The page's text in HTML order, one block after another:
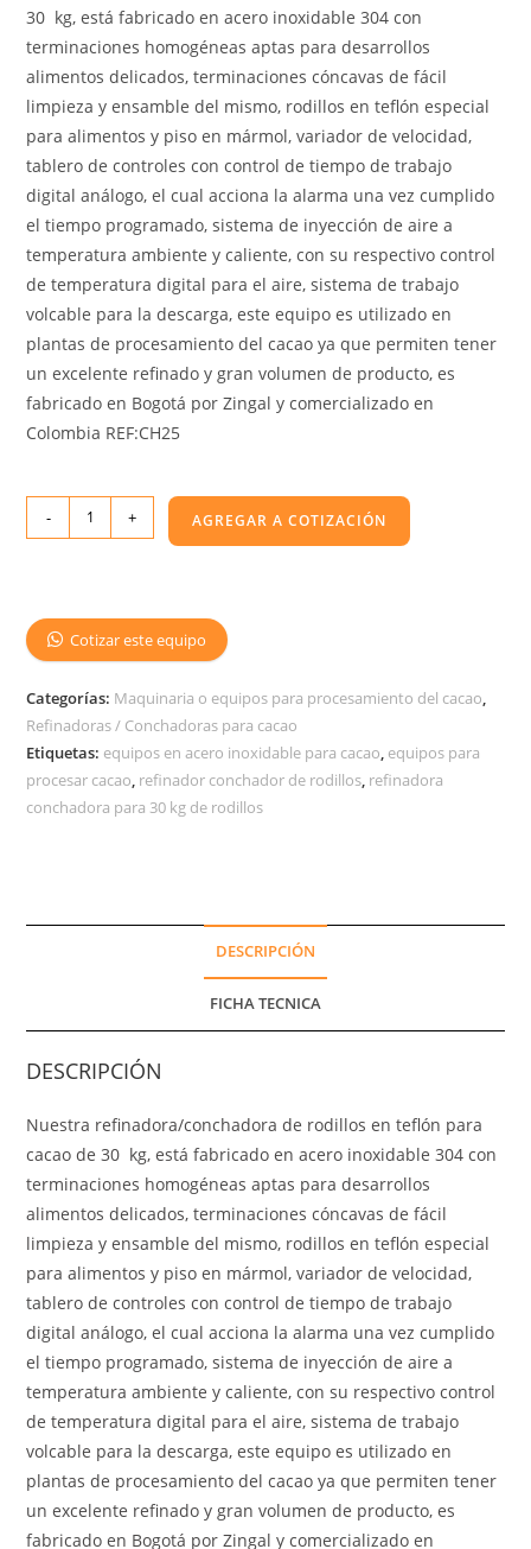
30 kg, está fabricado en acero inoxidable 304 con
terminaciones homogéneas aptas para desarrollos
alimentos delicados, terminaciones cóncavas de fácil
limpieza y ensamble del mismo, rodillos en teflón especial
para alimentos y piso en mármol, variador de velocidad,
tablero de controles con control de tiempo de trabajo
digital análogo, el cual acciona la alarma una vez cumplido
el tiempo programado, sistema de inyección de aire a
temperatura ambiente y caliente, con su respectivo control
de temperatura digital para el aire, sistema de trabajo
volcable para la descarga, este equipo es utilizado en
plantas de procesamiento del cacao ya que permiten tener
un excelente refinado y gran volumen de producto, es
fabricado en Bogotá por Zingal y comercializado en
Colombia REF:CH25
- + AGREGAR A COTIZACIÓN
Cotizar este equipo
Categorías: Maquinaria o equipos para procesamiento del cacao
Refinadoras / Conchadoras para cacao
Etiquetas: equipos en acero inoxidable para cacao equipos para
procesar cacao refinador conchador de rodillos refinadora
conchadora para 30 kg de rodillos
DESCRIPCIÓN
FICHA TECNICA
DESCRIPCIÓN
Nuestra refinadora/conchadora de rodillos en teflón para
cacao de 30 kg, está fabricado en acero inoxidable 304 con
terminaciones homogéneas aptas para desarrollos
alimentos delicados, terminaciones cóncavas de fácil
limpieza y ensamble del mismo, rodillos en teflón especial
para alimentos y piso en mármol, variador de velocidad,
tablero de controles con control de tiempo de trabajo
digital análogo, el cual acciona la alarma una vez cumplido
el tiempo programado, sistema de inyección de aire a
temperatura ambiente y caliente, con su respectivo control
de temperatura digital para el aire, sistema de trabajo
volcable para la descarga, este equipo es utilizado en
plantas de procesamiento del cacao ya que permiten tener
un excelente refinado y gran volumen de producto, es
fabricado en Bogotá por Zingal y comercializado en